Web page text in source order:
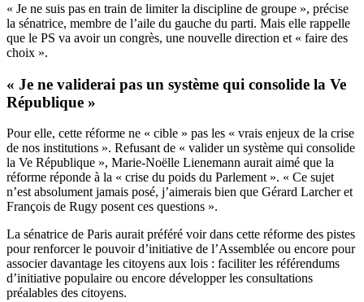
« Je ne suis pas en train de limiter la discipline de groupe », précise
la sénatrice, membre de l’aile du gauche du parti. Mais elle rappelle
que le PS va avoir un congrès, une nouvelle direction et « faire des
choix ».
« Je ne validerai pas un système qui consolide la Ve
République »
Pour elle, cette réforme ne « cible » pas les « vrais enjeux de la crise
de nos institutions ». Refusant de « valider un système qui consolide
la Ve République », Marie-Noëlle Lienemann aurait aimé que la
réforme réponde à la « crise du poids du Parlement ». « Ce sujet
n’est absolument jamais posé, j’aimerais bien que Gérard Larcher et
François de Rugy posent ces questions ».
La sénatrice de Paris aurait préféré voir dans cette réforme des pistes
pour renforcer le pouvoir d’initiative de l’Assemblée ou encore pour
associer davantage les citoyens aux lois : faciliter les référendums
d’initiative populaire ou encore développer les consultations
préalables des citoyens.